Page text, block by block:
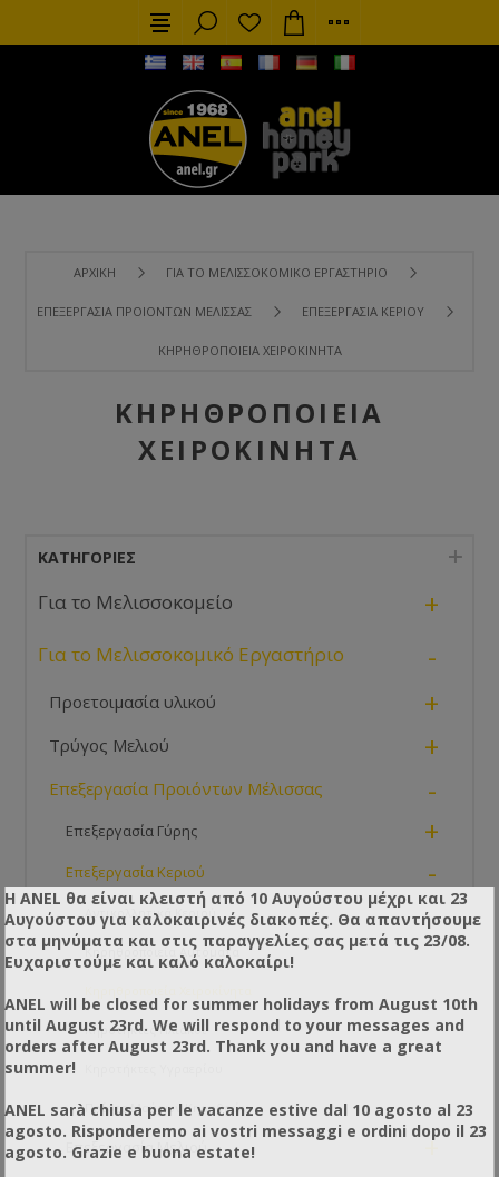
ΑΡΧΙΚΉ ΓΙΑ ΤΟ ΜΕΛΙΣΣΟΚΟΜΙΚΌ ΕΡΓΑΣΤΉΡΙΟ
ΕΠΕΞΕΡΓΑΣΊΑ ΠΡΟΙΌΝΤΩΝ ΜΈΛΙΣΣΑΣ ΕΠΕΞΕΡΓΑΣΊΑ ΚΕΡΙΟΎ
ΚΗΡΗΘΡΟΠΟΙΕΊΑ ΧΕΙΡΟΚΊΝΗΤΑ
ΚΗΡΗΘΡΟΠΟΙΕΊΑ
ΧΕΙΡΟΚΊΝΗΤΑ
ΚΑΤΗΓΟΡΊΕΣ
Για το Μελισσοκομείο +
Για το Μελισσοκομικό Εργαστήριο -
Προετοιμασία υλικού +
Τρύγος Μελιού +
Επεξεργασία Προιόντων Μέλισσας -
Επεξεργασία Γύρης +
Επεξεργασία Κεριού -
Αντικολλητικά Κεριού
Κηρηθροποιεία Αυτόματα
Κηροτήκτες Ηλιακοί
Πρέσες Μαύρων Κηρηθρών
Επεξεργασία Μελιού +
Η ANEL θα είναι κλειστή από 10 Αυγούστου μέχρι και 23
Αυγούστου για καλοκαιρινές διακοπές. Θα απαντήσουμε
στα μηνύματα και στις παραγγελίες σας μετά τις 23/08.
Ευχαριστούμε και καλό καλοκαίρι!
ANEL will be closed for summer holidays from August 10th
until August 23rd. We will respond to your messages and
orders after August 23rd. Thank you and have a great
summer!
ANEL sarà chiusa per le vacanze estive dal 10 agosto al 23
agosto. Risponderemo ai vostri messaggi e ordini dopo il 23
agosto. Grazie e buona estate!